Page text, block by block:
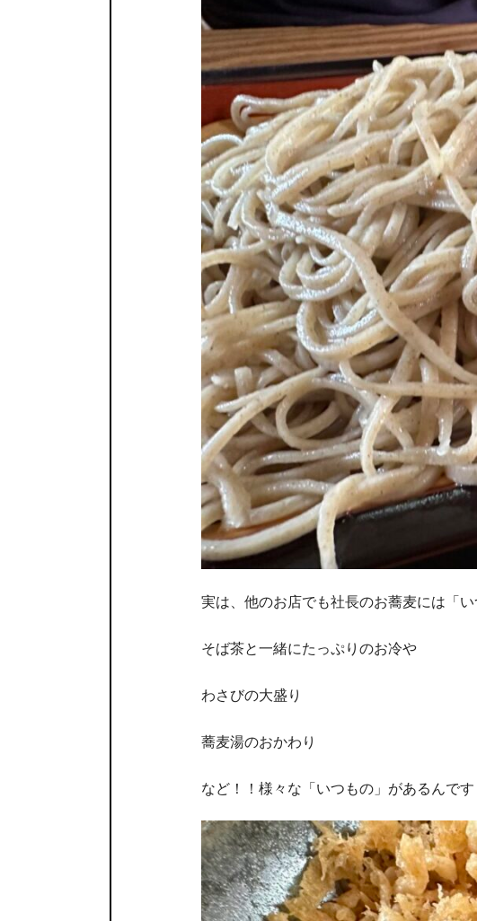
実は、他のお店でも社長のお蕎麦には「
そば茶と一緒にたっぷりのお冷や
わさびの大盛り
蕎麦湯のおかわり
など！！様々な「いつもの」があるんです